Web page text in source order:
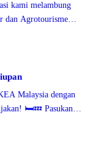
kami melambung
dan Agrotourisme
Malaysia dengan
🛏️💤 Pasukan